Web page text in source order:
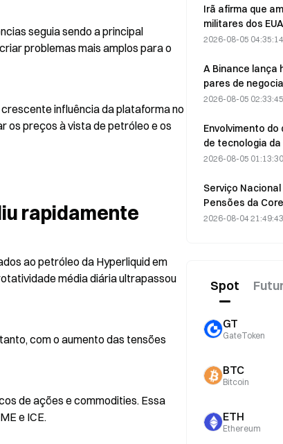
seguia sendo a principal
problemas mais amplos para o
influência da plataforma no
os preços à vista de petróleo e os
rapidamente
ao petróleo da Hyperliquid em
média diária ultrapassou
com o aumento das tensões
de ações e commodities. Essa
e ICE.
IA — e os
financeiros
a tese de
Irã afirma que
militares dos EUA
atrasam acordo
em 5 de agosto
2026-08-05 04:35:14
A Binance lança
pares de
bStocks às 20:00
para makers.
2026-08-05 02:33:45
Envolvimento do
de tecnologia
em incidente
Coldcard
quatro ondas de
com perdas de
2026-08-05 01:13:30
Serviço Nacional
Pensões da
migra para ações
2026-08-04 21:49:43
Spot
GT
GateToken
BTC
Bitcoin
ETH
Ethereum